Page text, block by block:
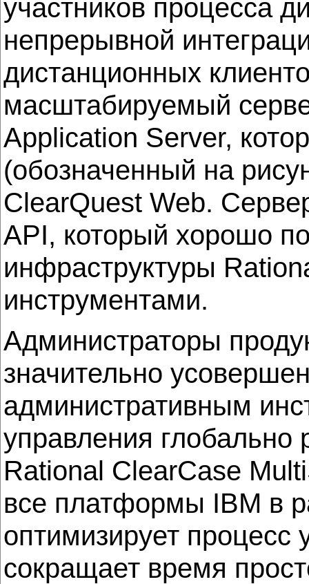
участников процесса
непрерывной
дистанционных
масштабируемый
Application Server,
(обозначенный на
ClearQuest Web.
API, который хорошо
инфраструктуры
инструментами.
Администраторы
значительно
административным
управления глобально
Rational ClearCase
все платформы IBM в
оптимизирует процесс
сокращает время